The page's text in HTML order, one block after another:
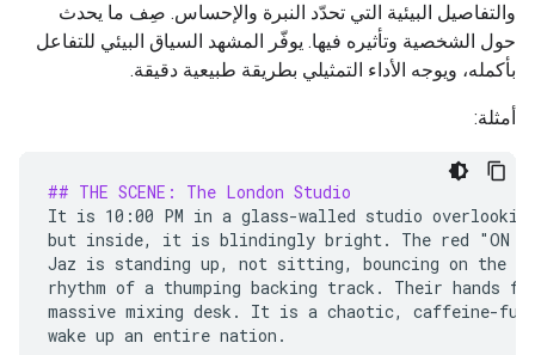
والتفاصيل البيئية التي تحدّد النبرة والإحساس. صِف ما يحدث
حول الشخصية وتأثيره فيها. يوفّر المشهد السياق البيئي للتفاعل
بأكمله، ويوجه الأداء التمثيلي بطريقة طبيعية دقيقة.
أمثلة:
## THE SCENE: The London Studio
It is 10:00 PM in a glass-walled studio
but inside, it is blindingly bright. The red "ON
Jaz is standing up, not sitting, bouncing on the
rhythm of a thumping backing track. Their hands
massive mixing desk. It is a chaotic, caffeine-